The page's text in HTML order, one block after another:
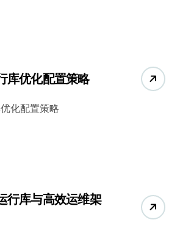
库优化配置策略
优化配置策略
行库与高效运维架